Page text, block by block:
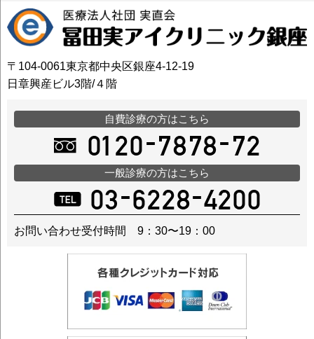
〒104-0061東京都中央区銀座4-12-19
日章興産ビル3階/４階
自費診療の方はこちら
一般診療の方はこちら
お問い合わせ受付時間 9：30〜19：00